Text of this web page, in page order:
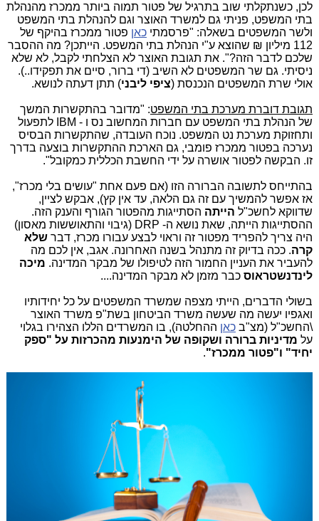
לכן, כשנתקלתי שוב בתרגיל של פטור תמוה ביותר ממכרז מהנהלת
בתי המשפט, פניתי גם למשרד האוצר וגם להנהלת בתי המשפט
ולשר המשפטים בשאלה: "פרסמתי כאן פטור ממכרז בהיקף של
112 מיליון ₪ שהוצא ע"י הנהלת בתי המשפט. הייתכן? מה ההסבר
שלכם לדבר הזה?". את תגובת האוצר לא הצלחתי לקבל, לא שלא
ניסיתי. גם שר המשפטים לא השיב (די ברור, סיים את תפקידו..).
אולי שרת המשפטים הנכנסת (ציפי ליבני) תתן דעתה לנושא.
תגובת דוברת מערכת בתי המשפט: "מדובר בהתקשרות המשך
של הנהלת בתי המשפט עם חברות המחשוב נס ו - IBM לתפעול
ותחזוקת מערכת נט המשפט. נוכח העובדה, שהתקשרות הבסיס
נערכה בפטור ממכרז פומבי, גם הארכת ההתקשרות בוצעה בדרך
זו. הבקשה לפטור אושרה על ידי החשבת הכללית כמקובל".
בהתייחס לתשובה הברורה הזו (אם פעם אחת "עושים בלי מכרז",
אז אפשר להמשיך עם זה גם הלאה, עד אין קץ), אבקש לציין,
שדווקא לחשכ"ל הייתה הסתייגות מהפטור הגורף והענק הזה.
ההסתייגות הייתה, שאת נושא ה- DRP (גיבוי והתאוששות מאסון)
היה צריך להפריד מפטור זה וראוי לבצע עבורו מכרז, דבר שלא
קרה. ככה בדיוק זה מתנהל בשנה האחרונה. אגב, אין לכם מה
להעביר את העניין החמור הזה לטיפולו של מבקר המדינה. מיכה
לינדנשטראוס כבר מזמן לא מבקר המדינה....
בשולי הדברים, הייתי מצפה שמשרד המשפטים על כל יחידותיו
ואגפיו יעשה מה שעשה משרד הביטחון בשת"פ משרד האוצר
\החשכ"ל (מצ"ב כאן ההחלטה), בו המשרדים הללו הצהירו בגלוי
על מדיניות ברורה ושקופה של הימנעות מהכרזות על "ספק
יחיד" ו"פטור ממכרז".